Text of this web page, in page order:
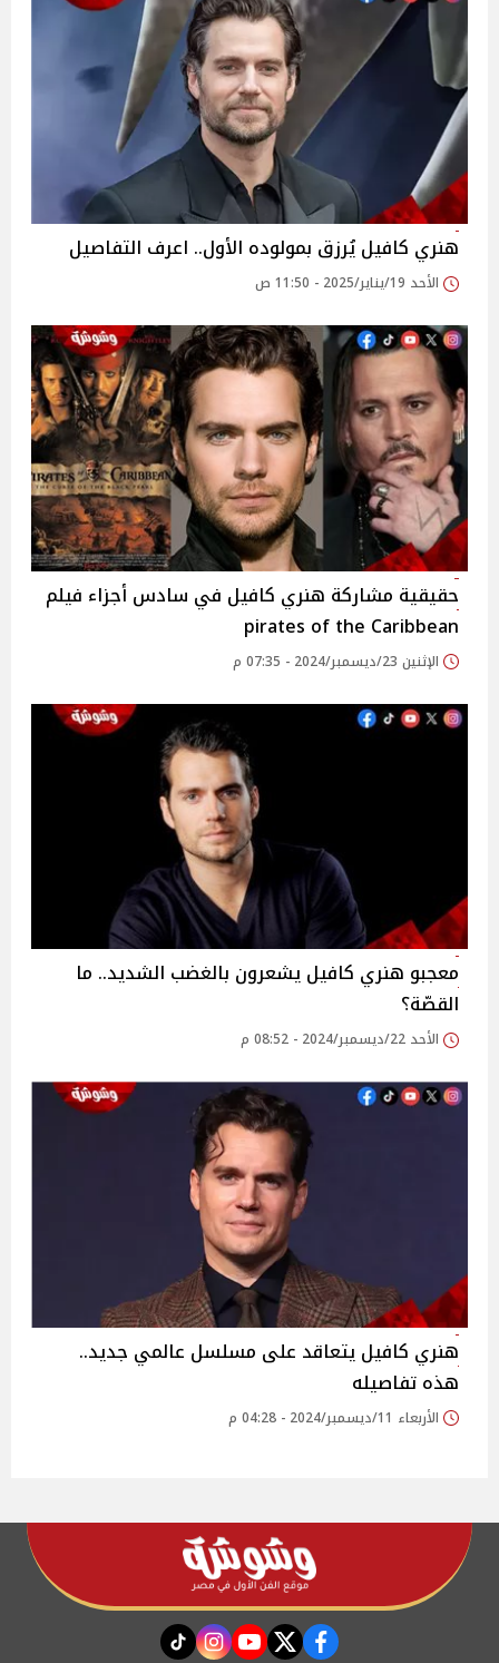
هنري كافيل يُرزق بمولوده الأول.. اعرف التفاصيل
الأحد 19/يناير/2025 - 11:50 ص
حقيقية مشاركة هنري كافيل في سادس أجزاء فيلم
pirates of the Caribbean
الإثنين 23/ديسمبر/2024 - 07:35 م
معجبو هنري كافيل يشعرون بالغضب الشديد.. ما
القصّة؟
الأحد 22/ديسمبر/2024 - 08:52 م
هنري كافيل يتعاقد على مسلسل عالمي جديد..
هذه تفاصيله
الأربعاء 11/ديسمبر/2024 - 04:28 م
facebook
twitter
youtube
instagram
tiktok